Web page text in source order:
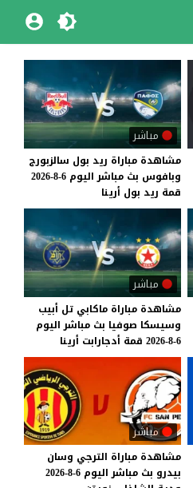
مباشر
مشاهدة مباراة ريد بول سالزبورج
وبافوس بث مباشر اليوم 6-8-2026
قمة ريد بول أرينا
مباشر
مشاهدة مباراة ماكابي تل أبيب
وسيسكا صوفيا بث مباشر اليوم
6-8-2026
قمة أدجارابت أرينا
مباشر
مشاهدة مباراة الترجي وسان
بيدرو بث مباشر اليوم 6-8-2026